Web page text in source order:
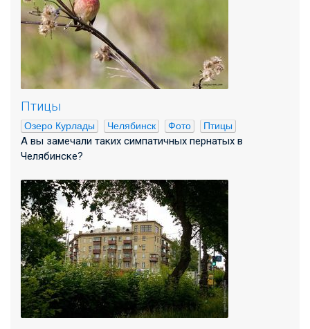
Птицы
Озеро Курлады Челябинск Фото Птицы
А вы замечали таких симпатичных пернатых в
Челябинске?